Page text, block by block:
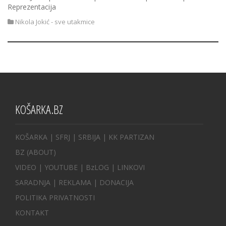
Reprezentacija
Nikola Jokić - sve utakmice
KOŠARKA.BZ
KOŠARKA | SFRJ | SRBIJA | KK PARTIZAN
BZ (ABOUT)
VIDEO | YOUTUBE | BzLOG | LINKOVI
SARADNJA | REKLAMA | DONACIJA
POLITIKA PRIVATNOSTI
KONTAKT